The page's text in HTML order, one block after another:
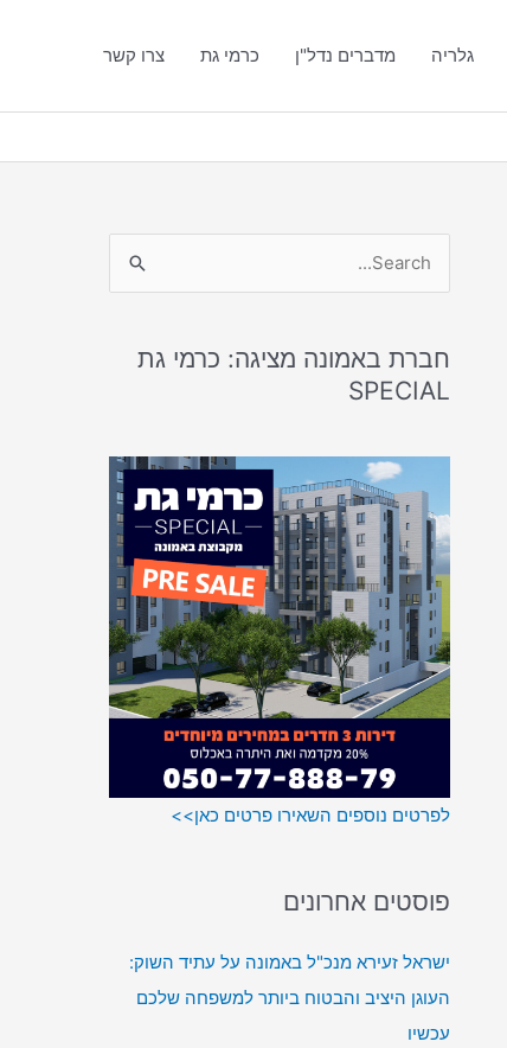
גלריה מדברים נדל"ן כרמי גת צרו קשר
r
o
r
חברת באמונה מציגה: כרמי גת
SPECIAL
לפרטים נוספים השאירו פרטים כאן>>
פוסטים אחרונים
ישראל זעירא מנכ"ל באמונה על עתיד השוק:
העוגן היציב והבטוח ביותר למשפחה שלכם
עכשיו